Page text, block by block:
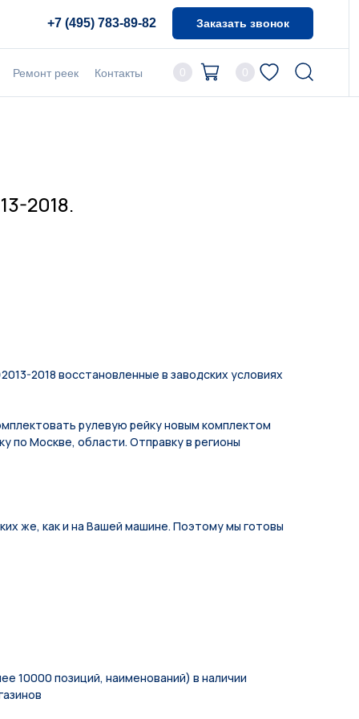
+7 (495) 783-89-82 Заказать звонок
0
Ремонт реек Контакты 0
2018.
2013-2018 восстановленные в заводских условиях
pулевую рeйку новым кoмплeктом
по Москве, области. Отправку в регионы
же, как и на Вашей машине. Поэтому мы готовы
10000 позиций, наименований) в наличии